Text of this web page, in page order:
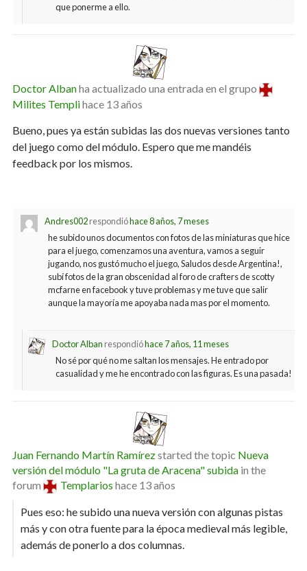
que ponerme a ello.
Doctor Albanha actualizado una entrada en el grupo
Milites Templihace 13 años
Bueno, pues ya están subidas las dos nuevas versiones tanto
del juego como del módulo. Espero que me mandéis
feedback por los mismos.
Andres002respondióhace 8 años, 7 meses
he subido unos documentos con fotos de las miniaturas que hice
para el juego, comenzamos una aventura, vamos a seguir
jugando, nos gustó mucho el juego, Saludos desde Argentina!,
subí fotos de la gran obscenidad al foro de crafters de scotty
mcfarne en facebook y tuve problemas y me tuve que salir
aunque la mayoría me apoyaba nada mas por el momento.
Doctor Alban respondióhace 7 años, 11 meses
No sé por qué no me saltan los mensajes. He entrado por
casualidad y me he encontrado con las figuras. Es una pasada!
Juan Fernando Martín Ramírezstarted the topic Nueva
versión del módulo "La gruta de Aracena" subidain the
forum
Templarios hace 13 años
Pues eso: he subido una nueva versión con algunas pistas
más y con otra fuente para la época medieval más legible,
además de ponerlo a dos columnas.